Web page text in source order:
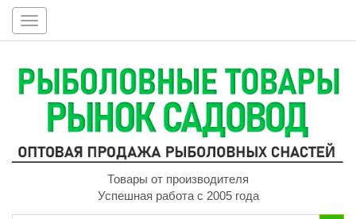
Toggle
navigation
Товары от производителя
Успешная работа с 2005 года